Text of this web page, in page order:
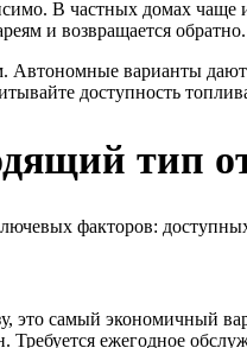
В частных домах чаще
и возвращается
Автономные варианты
доступность
тип
факторов:
это самый экономичный
Требуется ежегодное